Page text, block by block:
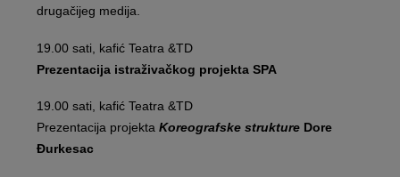
drugačijeg medija.
19.00 sati, kafić Teatra &TD
Prezentacija istraživačkog projekta SPA
19.00 sati, kafić Teatra &TD
Prezentacija projekta Koreografske struktureDore
Đurkesac